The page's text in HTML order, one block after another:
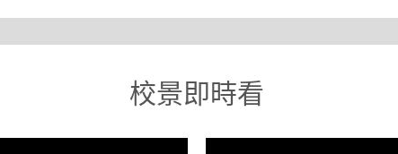
校景即時看